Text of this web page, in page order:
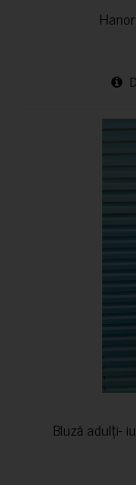
Bluză adulți-